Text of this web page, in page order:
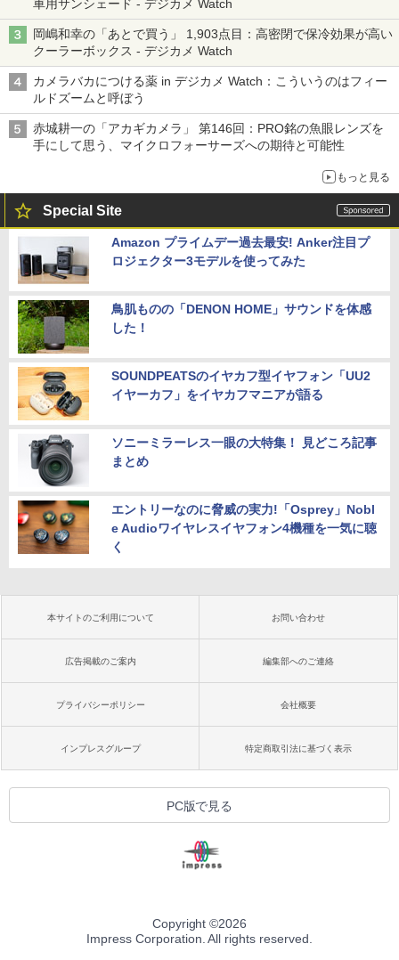
車用サンシェード - デジカメ Watch
岡嶋和幸の「あとで買う」 1,903点目：高密閉で保冷効果が高い
クーラーボックス - デジカメ Watch
カメラバカにつける薬 in デジカメ Watch：こういうのはフィー
ルドズームと呼ぼう
赤城耕一の「アカギカメラ」 第146回：PRO銘の魚眼レンズを
手にして思う、マイクロフォーサーズへの期待と可能性
もっと見る
Special Site
Amazon プライムデー過去最安! Anker注目プ
ロジェクター3モデルを使ってみた
鳥肌ものの「DENON HOME」サウンドを体感
した！
SOUNDPEATSのイヤカフ型イヤフォン「UU2
イヤーカフ」をイヤカフマニアが語る
ソニーミラーレス一眼の大特集！ 見どころ記事
まとめ
エントリーなのに脅威の実力!「Osprey」Nobl
e Audioワイヤレスイヤフォン4機種を一気に聴
く
本サイトのご利用について お問い合わせ
広告掲載のご案内 編集部へのご連絡
プライバシーポリシー 会社概要
インプレスグループ 特定商取引法に基づく表示
PC版で見る
Copyright ©2026
Impress Corporation. All rights reserved.